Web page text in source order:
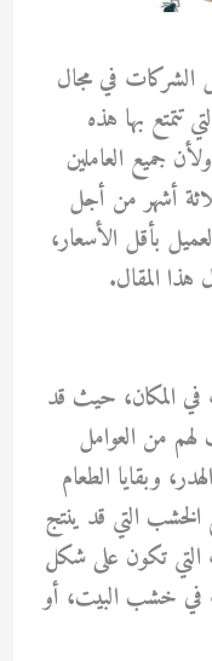
في مجال
تتمتع بها هذه
جميع العاملين
أشهر من أجل
بأقل الأسعار،
المقال.
المكان، حيث قد
من العوامل
وبقايا الطعام
الخشب التي قد ينتج
التي تكون على شكل
في خشب البيت، أو